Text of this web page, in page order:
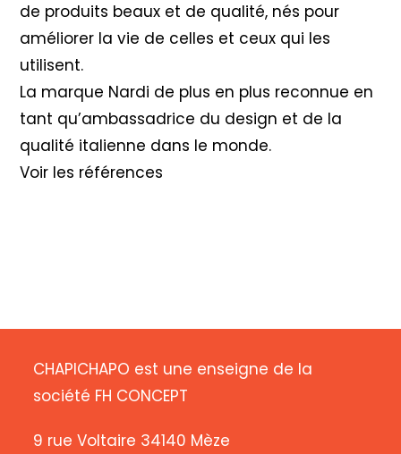
de produits beaux et de qualité, nés pour
améliorer la vie de celles et ceux qui les
utilisent.
La marque Nardi de plus en plus reconnue en
tant qu’ambassadrice du design et de la
qualité italienne dans le monde.
Voir les références
CHAPICHAPO est une enseigne de la
société FH CONCEPT
9 rue Voltaire 34140 Mèze